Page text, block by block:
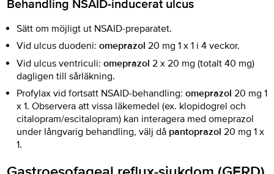
Behandling NSAID-inducerat ulcus
Sätt om möjligt ut NSAID-preparatet.
Vid ulcus duodeni: omeprazol 20 mg 1 x 1 i 4 veckor.
Vid ulcus ventriculi: omeprazol 2 x 20 mg (totalt 40 mg)
dagligen till sårläkning.
Profylax vid fortsatt NSAID-behandling: omeprazol 20 mg 1
x 1. Observera att vissa läkemedel (ex. klopidogrel och
citalopram/escitalopram) kan interagera med omeprazol
under långvarig behandling, välj då pantoprazol 20 mg 1 x
1.